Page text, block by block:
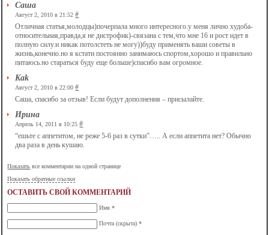
Саша
Август 2, 2010 в 21:52 #
Отличная статья,молодцы)почерпала много интересного.у меня лично худоба-
относительная,правда,я не дистрофик)-связана с тем,что мне 16 и рост идет в
полную силу.и никак потолстеть не могу))буду применять ваши советы в
жизнь,конечно.но я кстати постоянно занимаюсь спортом,хорошо и правильно
питаюсь.но стараться буду еще больше)спасибо вам огромное.
Kak
Август 2, 2010 в 22:00 #
Саша, спасибо за отзыв! Если будут дополнения – присылайте.
Ирина
Апрель 14, 2011 в 10:25 #
“ешьте с аппетитом, не реже 5-6 раз в сутки”….. А если аппетита нет? Обычно
два раза в день кушаю.
Показать все комментарии на одной странице
Показать обратные ссылки
ОСТАВИТЬ СВОЙ КОММЕНТАРИЙ
Имя *
Почта (скрыта) *